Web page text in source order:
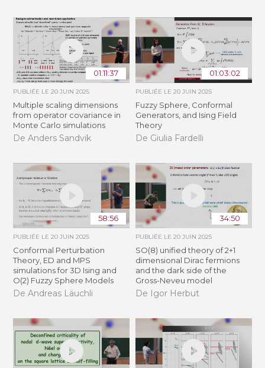
01:11:37
PUBLIÉE LE20 JUIN 2025
Multiple scaling dimensions
from operator covariance in
Monte Carlo simulations
De Anders Sandvik
01:03:02
PUBLIÉE LE 20 JUIN 2025
Fuzzy Sphere, Conformal
Generators, and Ising Field
Theory
De Giulia Fardelli
58:56
PUBLIÉE LE20 JUIN 2025
Conformal Perturbation
Theory, ED and MPS
simulations for 3D Ising and
O(2) Fuzzy Sphere Models
De Andreas Läuchli
34:50
PUBLIÉE LE 20 JUIN 2025
SO(8) unified theory of 2+1
dimensional Dirac fermions
and the dark side of the
Gross-Neveu model
De Igor Herbut